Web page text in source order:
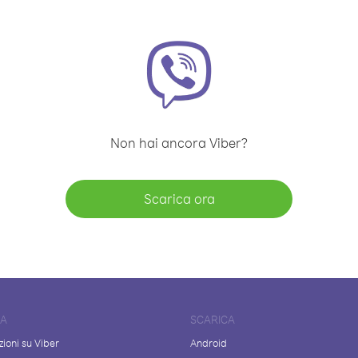
Non hai ancora Viber?
Scarica ora
su Viber
SCARICA
Android